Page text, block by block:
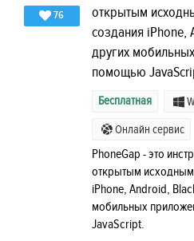
76
открытым
создания iPhone,
других
помощью
Бесплатная
Онлайн сервис
PhoneGap - это
открытым
iPhone, Android,
мобильных
JavaScript.